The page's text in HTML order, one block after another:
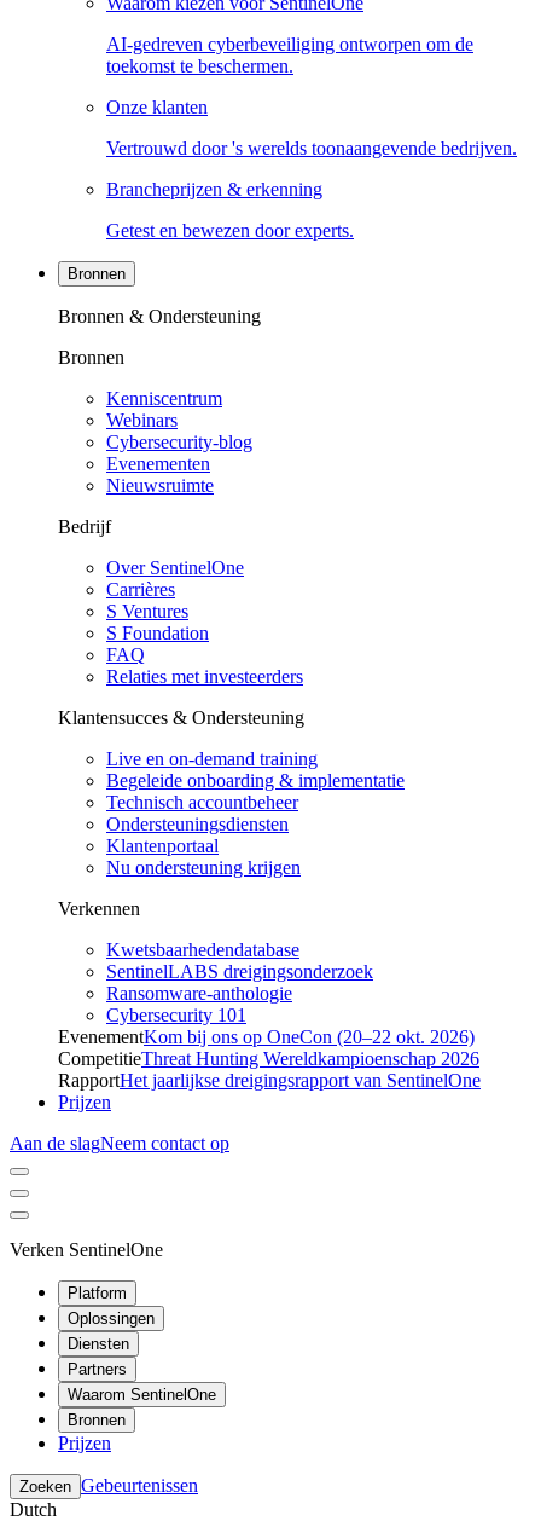
AI-gedreven cyberbeveiliging ontworpen om de
toekomst te beschermen.
Onze klanten
Vertrouwd door 's werelds toonaangevende bedrijven.
Brancheprijzen & erkenning
Getest en bewezen door experts.
Bronnen
Bronnen & Ondersteuning
Bronnen
Kenniscentrum
Webinars
Cybersecurity-blog
Evenementen
Nieuwsruimte
Bedrijf
Over SentinelOne
Carrières
S Ventures
S Foundation
FAQ
Relaties met investeerders
Klantensucces & Ondersteuning
Live en on-demand training
Begeleide onboarding & implementatie
Technisch accountbeheer
Ondersteuningsdiensten
Klantenportaal
Nu ondersteuning krijgen
Verkennen
Kwetsbaarhedendatabase
SentinelLABS dreigingsonderzoek
Ransomware-anthologie
Cybersecurity 101
EvenementKom bij ons op OneCon (20–22 okt. 2026)
CompetitieThreat Hunting Wereldkampioenschap 2026
RapportHet jaarlijkse dreigingsrapport van SentinelOne
Prijzen
Aan de slagNeem contact op
Verken SentinelOne
Platform
Oplossingen
Diensten
Partners
Waarom SentinelOne
Bronnen
Prijzen
Zoeken Gebeurtenissen
Dutch